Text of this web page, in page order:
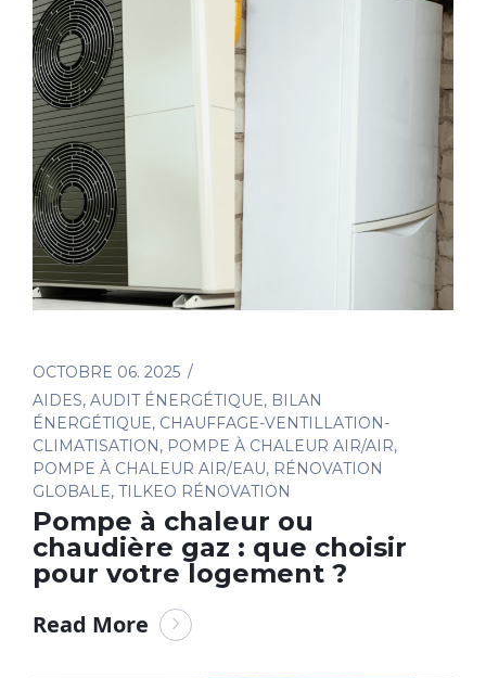
OCTOBRE 06. 2025
AIDES, AUDIT ÉNERGÉTIQUE, BILAN
ÉNERGÉTIQUE, CHAUFFAGE-VENTILLATION-
CLIMATISATION, POMPE À CHALEUR AIR/AIR,
POMPE À CHALEUR AIR/EAU, RÉNOVATION
GLOBALE, TILKEO RÉNOVATION
Pompe à chaleur ou
chaudière gaz : que choisir
pour votre logement ?
Read More